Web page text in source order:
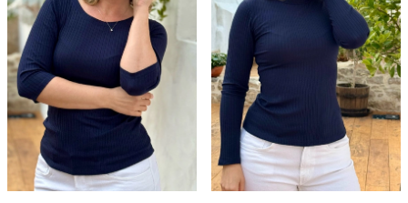
d
u
k
t
ů
o
d
u
k
t
ů